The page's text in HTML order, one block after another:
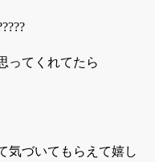
ってくれてたら
気づいてもらえて嬉し